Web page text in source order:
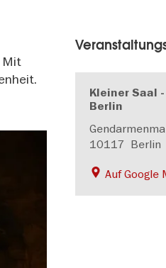
Mit
Kleiner Saal
Berlin
10117 Berlin
Auf Google